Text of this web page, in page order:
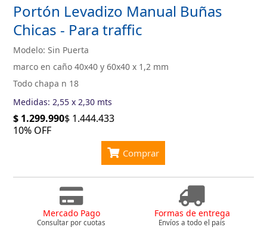
Portón Levadizo Manual Buñas
Chicas - Para traffic
Modelo: Sin Puerta
marco en caño 40x40 y 60x40 x 1,2 mm
Todo chapa n 18
Medidas: 2,55 x 2,30 mts
$ 1.299.990$ 1.444.433
10% OFF
Comprar
Mercado Pago
Consultar por cuotas
Formas de entrega
Envíos a todo el país